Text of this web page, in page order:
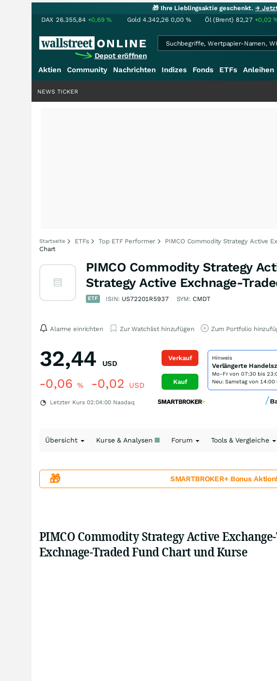
🎁 Ihre Lieblingsaktie geschenkt.→ Jetzt
DAX 26.355,84 +0,69% Gold 4.342,26 0,00 % Öl (Brent) 82,27 +0,02
Depot eröffnen
Aktien Community Nachrichten Indizes Fonds ETFs Anleihen
NEWS TICKER
Startseite ETFs Top ETF Performer
PIMCO Commodity Strategy Active
Chart
PIMCO Commodity Strategy
Strategy Active Exchnage-
ETF ISIN: US72201R5937 SYM: CMDT
Alarme einrichten Zur Watchlist hinzufügen Zum Portfolio
32,44 USD
-0,06 % -0,02 USD
Letzter Kurs 02:04:00 Nasdaq
Verkauf
Kauf
Hinweis
Verlängerte
Mo-Fr von 07:30 bis
Neu: Samstag von
Übersicht Kurse & Analysen Forum Tools & Vergleiche
🎁 SMARTBROKER+ Bonus
PIMCO Commodity Strategy Active
Exchnage-Traded Fund Chart und Kurse